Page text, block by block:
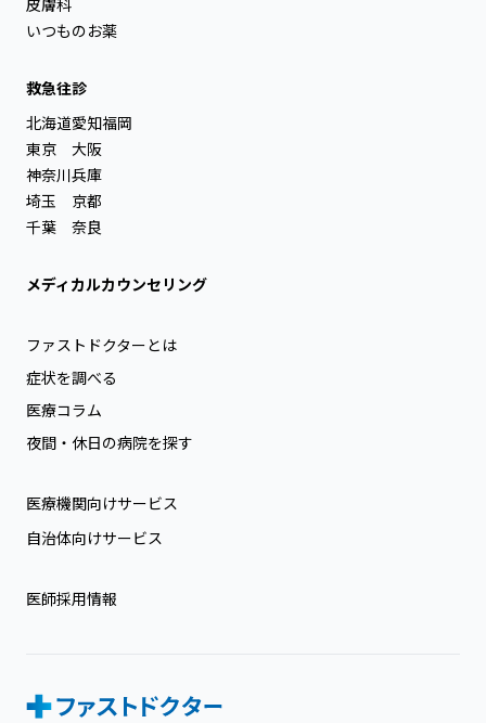
いつものお薬
救急往診
北海道
東京
神奈川
埼玉
千葉
愛知
大阪
兵庫
京都
奈良
福岡
メディカルカウンセリング
ファストドクターとは
症状を調べる
医療コラム
夜間・休日の病院を探す
医療機関向けサービス
自治体向けサービス
医師採用情報